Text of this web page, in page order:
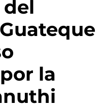
la